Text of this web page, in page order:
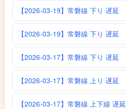
【2026-03-19】常磐線 下り 遅延
【2026-03-19】常磐線 下り 遅延
【2026-03-17】常磐線 下り 遅延
【2026-03-17】常磐線 上り 遅延
【2026-03-17】常磐線 上下線 遅延